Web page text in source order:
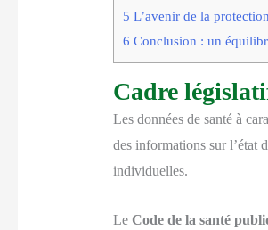
5 L’avenir de la
6 Conclusion : un
Cadre
Les données de santé à
des informations sur l’état
individuelles.
Le Code de la santé